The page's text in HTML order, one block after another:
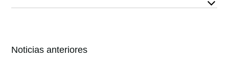
Noticias anteriores